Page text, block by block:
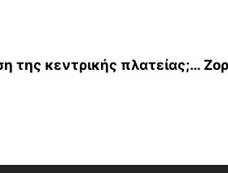
της κεντρικής πλατείας;…